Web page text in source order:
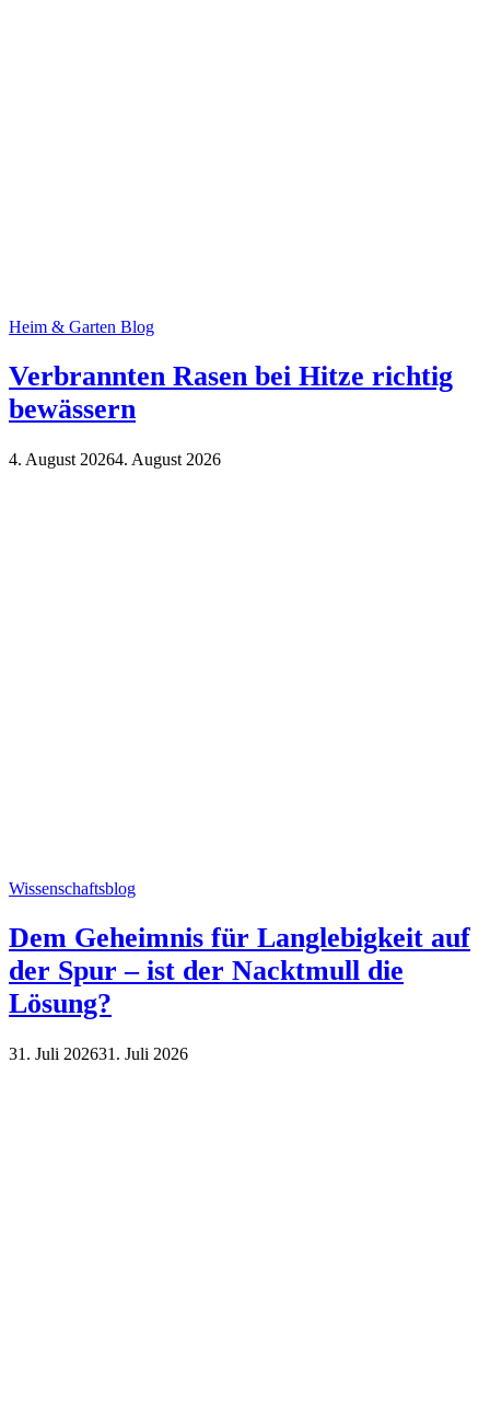
Heim & Garten Blog
Verbrannten Rasen bei Hitze richtig
bewässern
4. August 20264. August 2026
Wissenschaftsblog
Dem Geheimnis für Langlebigkeit auf
der Spur – ist der Nacktmull die
Lösung?
31. Juli 202631. Juli 2026